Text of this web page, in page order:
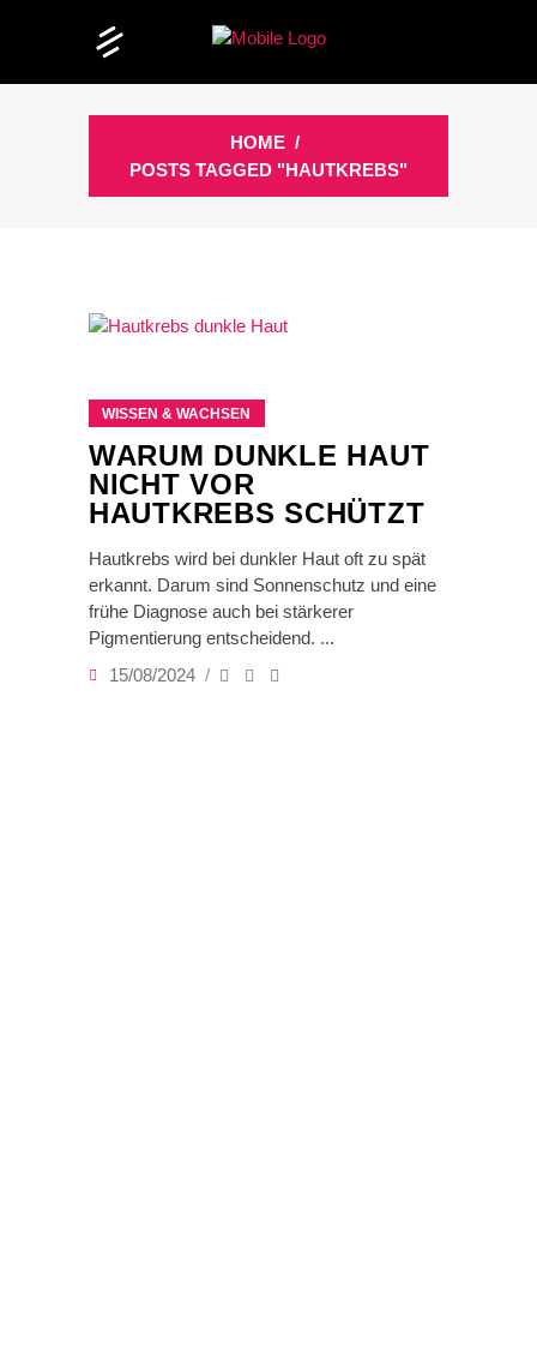
HOME /
POSTS TAGGED "HAUTKREBS"
WISSEN & WACHSEN
WARUM DUNKLE HAUT
NICHT VOR
HAUTKREBS SCHÜTZT
Hautkrebs wird bei dunkler Haut oft zu spät
erkannt. Darum sind Sonnenschutz und eine
frühe Diagnose auch bei stärkerer
Pigmentierung entscheidend.
15/08/2024